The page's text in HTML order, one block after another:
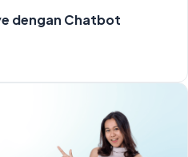
dengan Chatbot